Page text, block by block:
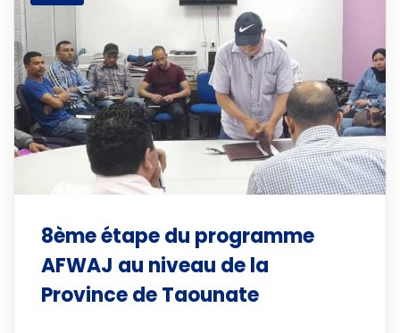
8ème étape du programme
AFWAJ au niveau de la
Province de Taounate